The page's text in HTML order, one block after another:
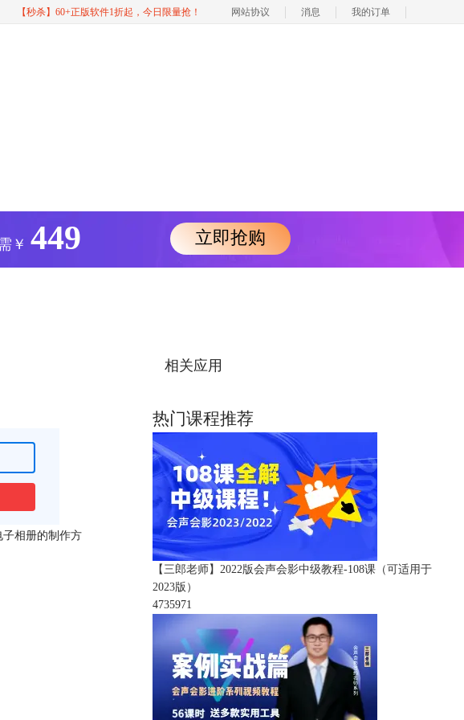
【秒杀】60+正版软件1折起，今日限量抢！ 网站协议 消息 我的订单
￥ 449 立即抢购
相册的制作方
相关应用
热门课程推荐
【三郎老师】2022版会声会影中级教程-108课（可适用于
2023版）
4735971